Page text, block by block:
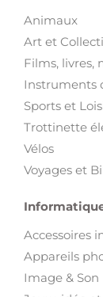
Animaux
Art et
Films, livres,
Instruments
Sports et
Trottinette
Vélos
Voyages et
Accessoires
Appareils
Image & Son